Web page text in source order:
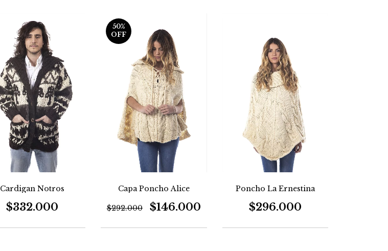
Cardigan Notros
$332.000
50%
OFF
Capa Poncho Alice
$292.000 $146.000
Poncho La Ernestina
$296.000